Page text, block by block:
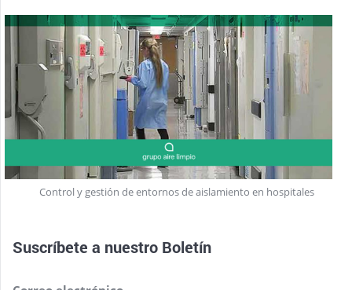
Control y gestión de entornos de aislamiento en hospitales
Suscríbete a nuestro Boletín